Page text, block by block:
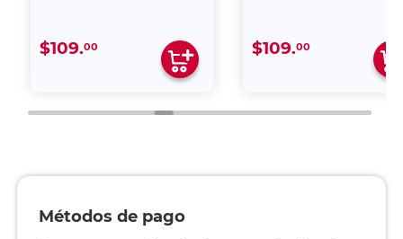
$109.00 $109.00
Métodos de pago